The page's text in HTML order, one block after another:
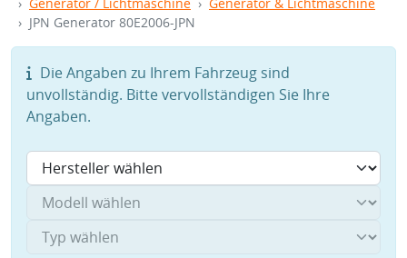
JPN Generator 80E2006-JPN
Die Angaben zu Ihrem Fahrzeug sind
unvollständig. Bitte vervollständigen Sie Ihre
Angaben.